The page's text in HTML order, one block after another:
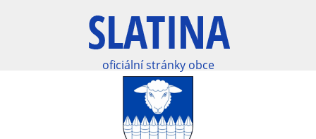
oficiální stránky obce